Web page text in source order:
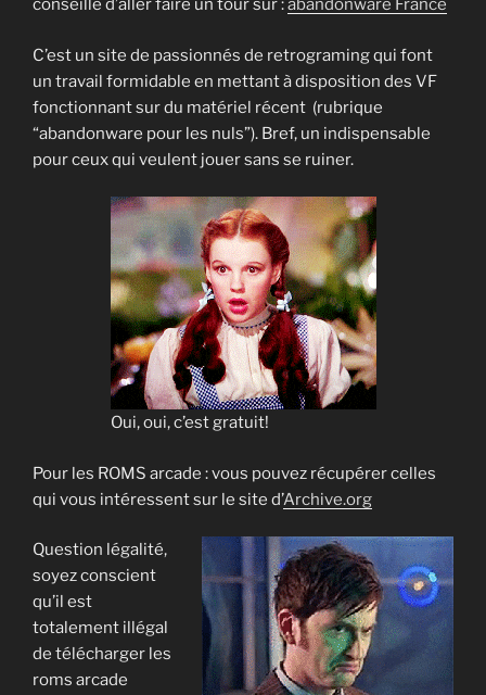
conseille d’aller faire un tour sur :abandonware France
C’est un site de passionnés de retrograming qui font
un travail formidable en mettant à disposition des VF
fonctionnant sur du matériel récent (rubrique
“abandonware pour les nuls”). Bref, un indispensable
pour ceux qui veulent jouer sans se ruiner.
Oui, oui, c’est gratuit!
Pour les ROMS arcade : vous pouvez récupérer celles
qui vous intéressent sur le site d’Archive.org
Question légalité,
soyez conscient
qu’il est
totalement illégal
de télécharger les
roms arcade